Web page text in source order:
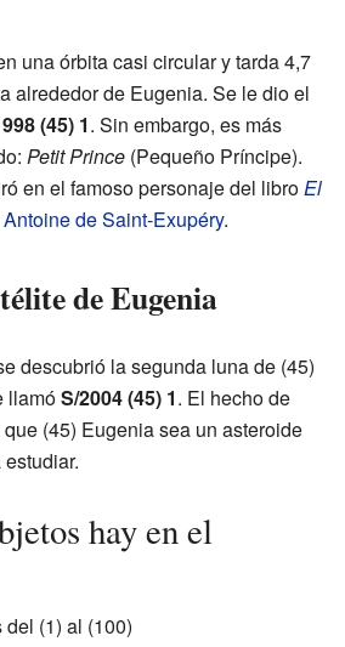
una órbita casi circular y tarda 4,7
alrededor de Eugenia. Se le dio el
(45) 1. Sin embargo, es más
Petit Prince (Pequeño Príncipe).
en el famoso personaje del libroEl
Antoine de Saint-Exupéry.
de Eugenia
descubrió la segunda luna de (45)
llamóS/2004 (45) 1. El hecho de
(45) Eugenia sea un asteroide
hay en el
(1) al (100)